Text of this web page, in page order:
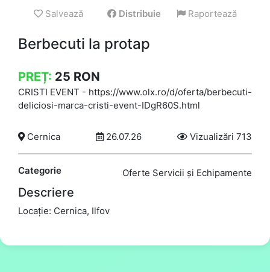
Salvează Distribuie Raportează
Berbecuti la protap
PREȚ: 25 RON
CRISTI EVENT - https://www.olx.ro/d/oferta/berbecuti-
deliciosi-marca-cristi-event-IDgR60S.html
Cernica 26.07.26 Vizualizări 713
Categorie Oferte Servicii și Echipamente
Descriere
Locație: Cernica, Ilfov